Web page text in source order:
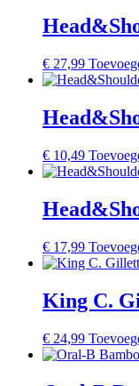
€ 27,99
€ 10,49
€ 17,99
King C.
€ 24,99